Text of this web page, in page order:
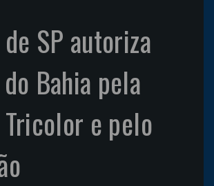
SP autoriza
Bahia pela
e pelo